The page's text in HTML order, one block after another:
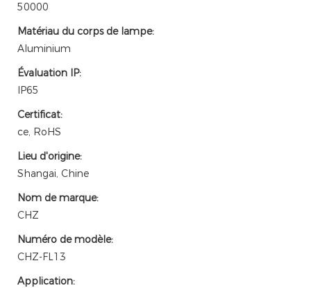
50000
Matériau du corps de lampe:
Aluminium
Évaluation IP:
IP65
Certificat:
ce, RoHS
Lieu d'origine:
Shangai, Chine
Nom de marque:
CHZ
Numéro de modèle:
CHZ-FL13
Application: